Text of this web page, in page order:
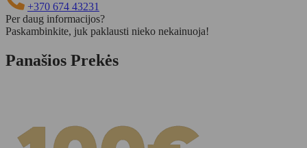
+370 674 43231
Per daug informacijos?
Paskambinkite, juk paklausti nieko nekainuoja!
Panašios Prekės